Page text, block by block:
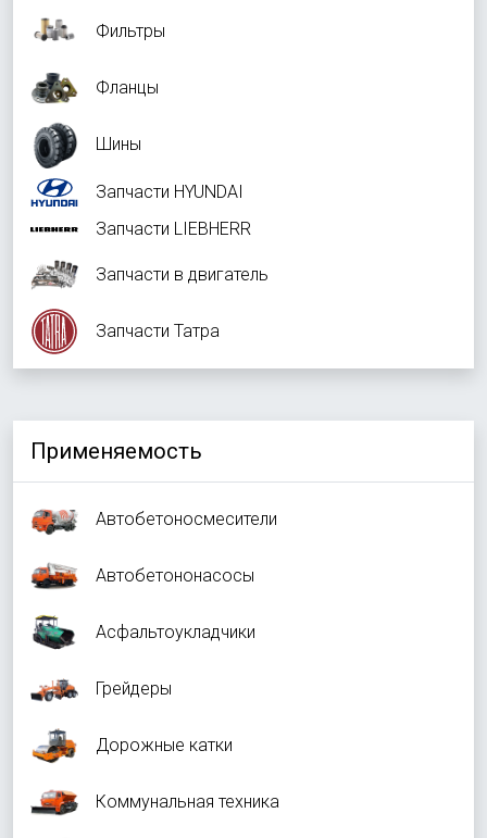
Фильтры
Фланцы
Шины
Запчасти HYUNDAI
Запчасти LIEBHERR
Запчасти в двигатель
Запчасти Татра
Применяемость
Автобетоносмесители
Автобетононасосы
Асфальтоукладчики
Грейдеры
Дорожные катки
Коммунальная техника